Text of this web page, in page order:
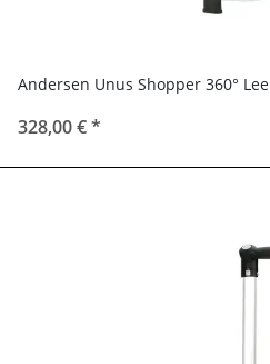
Andersen Unus Shopper 360° Lee
328,00 €*